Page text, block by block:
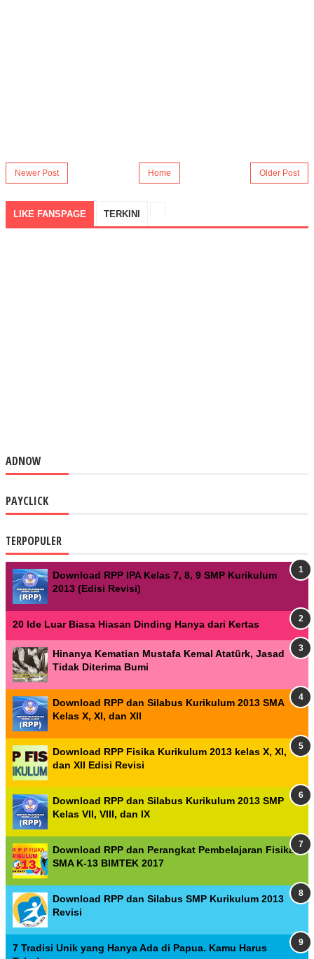
Newer Post Older Post
Home
LIKE FANSPAGE TERKINI
ADNOW
PAYCLICK
TERPOPULER
Download RPP IPA Kelas 7, 8, 9 SMP Kurikulum
2013 (Edisi Revisi)
20 Ide Luar Biasa Hiasan Dinding Hanya dari Kertas
Hinanya Kematian Mustafa Kemal Atatürk, Jasad
Tidak Diterima Bumi
Download RPP dan Silabus Kurikulum 2013 SMA
Kelas X, XI, dan XII
Download RPP Fisika Kurikulum 2013 kelas X, XI,
dan XII Edisi Revisi
Download RPP dan Silabus Kurikulum 2013 SMP
Kelas VII, VIII, dan IX
Download RPP dan Perangkat Pembelajaran Fisika
SMA K-13 BIMTEK 2017
Download RPP dan Silabus SMP Kurikulum 2013
Revisi
7 Tradisi Unik yang Hanya Ada di Papua. Kamu Harus